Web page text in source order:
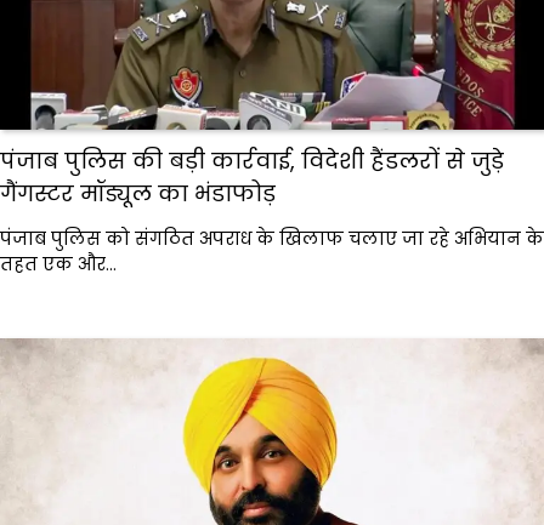
पंजाब पुलिस की बड़ी कार्रवाई, विदेशी हैंडलरों से जुड़े
गैंगस्टर मॉड्यूल का भंडाफोड़
पंजाब पुलिस को संगठित अपराध के खिलाफ चलाए जा रहे अभियान के
तहत एक और…